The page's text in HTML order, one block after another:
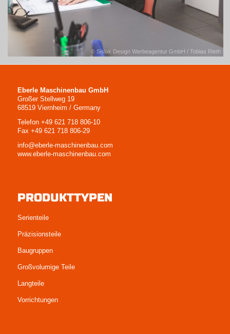
© Sislak Design Werbeagentur GmbH / Tobias Rieth
Eberle Maschinenbau GmbH
Großer Stellweg 19
68519 Viernheim / Germany
Telefon +49 621 718 806-10
Fax +49 621 718 806-29
info@eberle-maschinenbau.com
www.eberle-maschinenbau.com
PRODUKTTYPEN
Serienteile
Präzisionsteile
Baugruppen
Großvolumige Teile
Langteile
Vorrichtungen